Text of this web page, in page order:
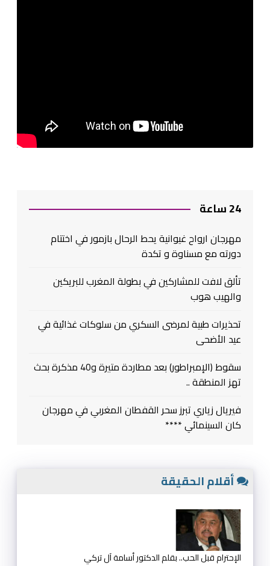
24 ساعة
مهرجان ارواح غيوانية يحط الرحال بازمور في اختتام
دورته مع مسناوة و تكدة
تألق لافت للمشاركين في بطولة المغرب للبريكين
والهيب هوب
تحذيرات طبية لمرضى السكري من سلوكات غذائية في
عيد الأضحى
سقوط (الإمبراطور) بعد مطاردة متيرة و40 مذكرة بحث
تهز المنطقة ..
فيريال زياري تبرز سحر القفطان المغربي في مهرجان
كان السينمائي ****
أقلام الحقيقة
الإحترام قبل الحب.. بقلم الدكتور أسامة آل تركي